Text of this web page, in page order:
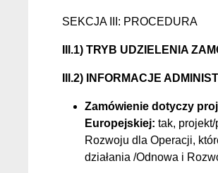
SEKCJA III: PROCEDURA
III.1) TRYB UDZIELENIA
III.2) INFORMACJE
Zamówienie dotyczy
Europejskiej: tak,
Rozwoju dla Operacji,
działania /Odnowa i